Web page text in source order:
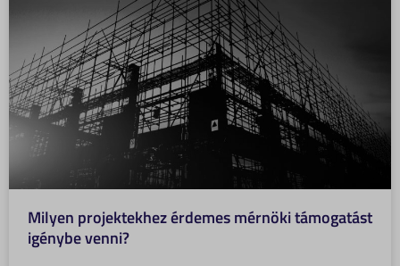
Milyen projektekhez érdemes mérnöki támogatást
igénybe venni?